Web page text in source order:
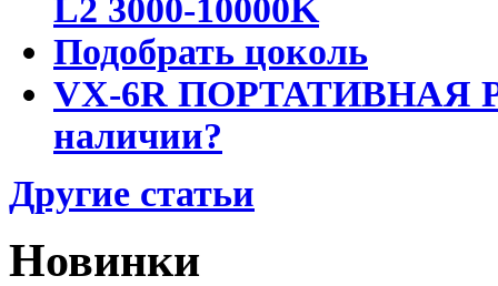
L2 3000-10000K
Подобрать цоколь
VX-6R ПОРТАТИВНАЯ
наличии?
Другие статьи
Новинки